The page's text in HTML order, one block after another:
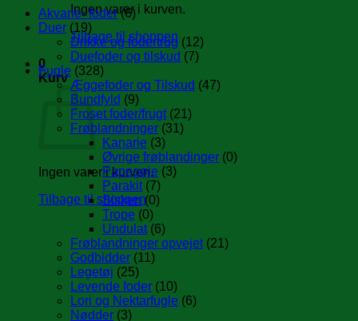
Ingen varer i kurven.
Tilbage til shoppen
0
Kurv
Ingen varer i kurven.
Tilbage til shoppen
Akvarie- foder (6)
Duer (19)
Drikke og fodertrug (12)
Duefoder og tilskud (7)
Fugle (328)
Æggefoder og Tilskud (47)
Bundfyld (9)
Froset foder/frugt (21)
Frøblandninger (31)
Kanarie (3)
Øvrige frøblandinger (0)
Papegøje (3)
Parakit (7)
Sisken (0)
Trope (0)
Undulat (6)
Frøblandninger opvejet (21)
Godbidder (11)
Legetøj (25)
Levende foder (10)
Lori og Nektarfugle (6)
Nødder (3)